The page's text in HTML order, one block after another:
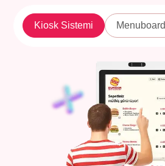
Kiosk Sistemi Menuboard